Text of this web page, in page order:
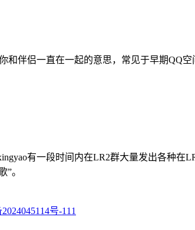
和伴侣一直在一起的意思，常见于早期QQ
有一段时间内在LR2群大量发出各种
”。
号-111